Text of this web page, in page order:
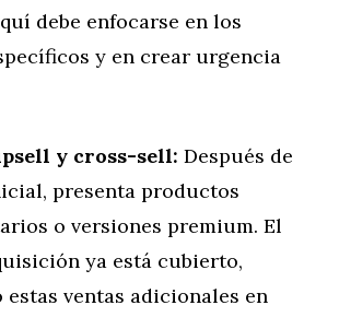
debe enfocarse en los
y en crear urgencia
y cross-sell: Después de
presenta productos
o versiones premium. El
ya está cubierto,
ventas adicionales en